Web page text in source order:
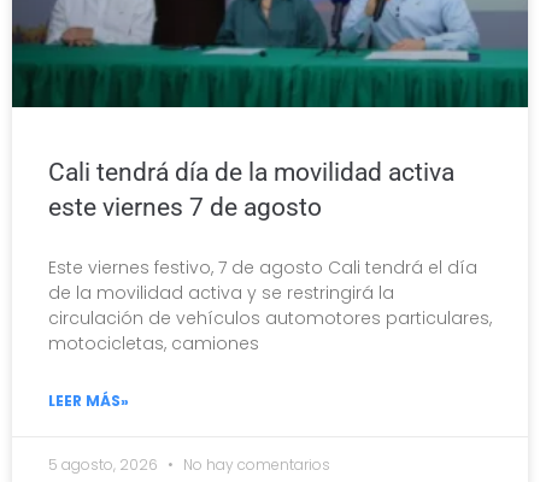
Cali tendrá día de la movilidad activa
este viernes 7 de agosto
Este viernes festivo, 7 de agosto Cali tendrá el día
de la movilidad activa y se restringirá la
circulación de vehículos automotores particulares,
motocicletas, camiones
LEER MÁS»
5 agosto, 2026 No hay comentarios